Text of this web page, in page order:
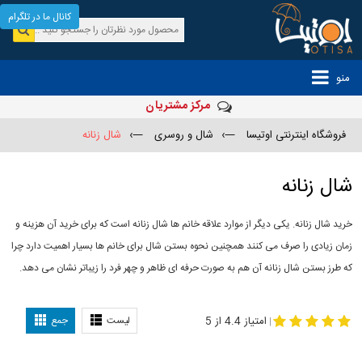
منو
مرکز مشتریان
فروشگاه اینترنتی اوتیسا —› شال و روسری —› شال زنانه
شال زنانه
خرید شال زنانه. یکی دیگر از موارد علاقه خانم ها شال زنانه است که برای خرید آن هزینه و
زمان زیادی را صرف می کنند همچنین نحوه بستن شال برای خانم ها بسیار اهمیت دارد چرا
که طرز بستن شال زنانه آن هم به صورت حرفه ای ظاهر و چهر فرد را زیباتر نشان می دهد.
لیست جمع | امتیاز 4.4 از 5
کانال ما در تلگرام